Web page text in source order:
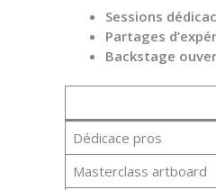
Sessions
Partages
Backstage
Dédicace pros
Masterclass artboard